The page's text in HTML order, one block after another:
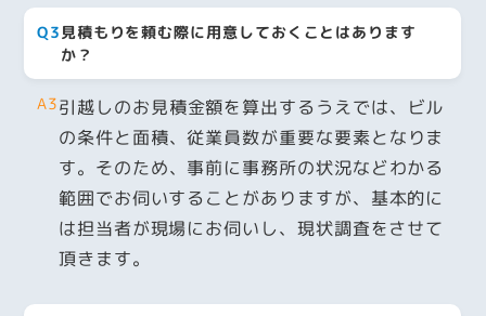
Q3見積もりを頼む際に用意しておくことはあります
か？
A3引越しのお見積金額を算出するうえでは、ビル
の条件と面積、従業員数が重要な要素となりま
す。そのため、事前に事務所の状況などわかる
範囲でお伺いすることがありますが、基本的に
は担当者が現場にお伺いし、現状調査をさせて
頂きます。